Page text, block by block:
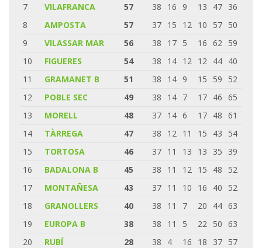
7
VILAFRANCA 57 38 16 9 13 47 36
8
AMPOSTA 57 37 15 12 10 57 50
9
VILASSAR MAR 56 38 17 5 16 62 59
10
FIGUERES 54 38 14 12 12 44 40
11
GRAMANET B 51 38 14 9 15 59
52
12
POBLE SEC 49 38 14 7 17 46 65
13
MORELL 48 37 14 6 17 48 61
14
TÀRREGA 47 38 12 11 15 43
54
15
TORTOSA 46 37 11 13 13 35
39
16
BADALONA B 45 38 11 12 15 48
52
17
MONTAÑESA 43 37 11 10 16 40
52
18
GRANOLLERS 40 38 11 7 20 44 63
19
EUROPA B 38 38 11 5 22 50 63
20
RUBÍ 28 38 4 16 18 37 57